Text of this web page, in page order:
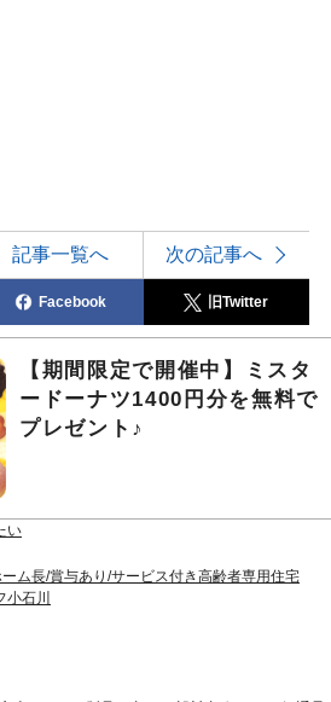
記事一覧へ 次の記事へ
Facebook 旧Twitter
【期間限定で開催中】ミスタ
ードーナツ1400円分を無料で
プレゼント♪
い
ム長/賞与あり/サービス付き高齢者専用住宅
石川